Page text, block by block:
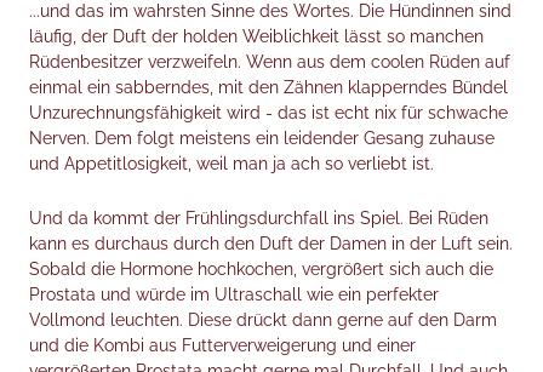
Hunger
Pflege
Das sind wir
Lookbook
Hoflädchen
Termine
...und das im wahrsten Sinne des Wortes. Die Hündinnen sind
läufig, der Duft der holden Weiblichkeit lässt so manchen
Rüdenbesitzer verzweifeln. Wenn aus dem coolen Rüden auf
einmal ein sabberndes, mit den Zähnen klapperndes Bündel
Unzurechnungsfähigkeit wird - das ist echt nix für schwache
Nerven. Dem folgt meistens ein leidender Gesang zuhause
und Appetitlosigkeit, weil man ja ach so verliebt ist.
Und da kommt der Frühlingsdurchfall ins Spiel. Bei Rüden
kann es durchaus durch den Duft der Damen in der Luft sein.
Sobald die Hormone hochkochen, vergrößert sich auch die
Prostata und würde im Ultraschall wie ein perfekter
Vollmond leuchten. Diese drückt dann gerne auf den Darm
und die Kombi aus Futterverweigerung und einer